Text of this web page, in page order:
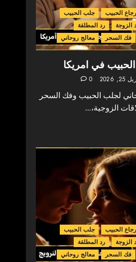
الحبيب
جلب الحبيب
الزوجة
رد المطلقة
فك السحر معالج روحاني
في امريكا
2026
0
لجلب الحبيب وفك السحر
الزوجية،...
الحبيب
جلب الحبيب
الزوجة
رد المطلقة
فك السحر معالج روحاني